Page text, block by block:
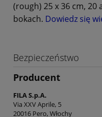
(rough) 25 x 36 cm, 20
bokach. Dowiedz się
Bezpieczeństwo
Producent
FILA S.p.A.
Via XXV Aprile, 5
20016 Pero, Włochy